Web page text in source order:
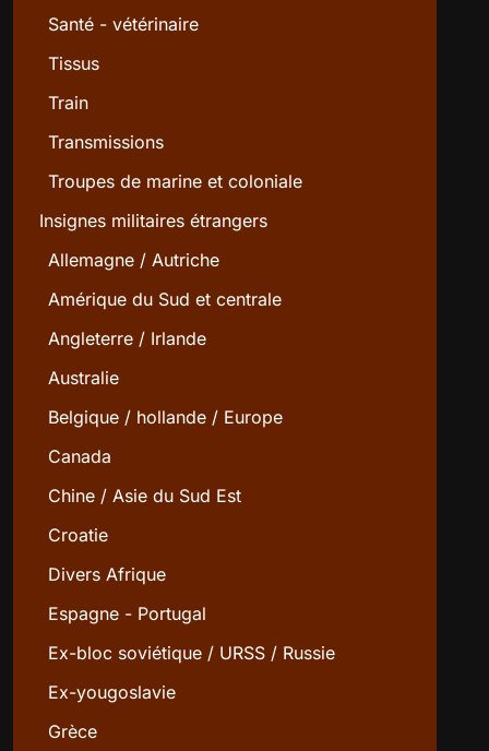
Santé - vétérinaire
Tissus
Train
Transmissions
Troupes de marine et coloniale
Insignes militaires étrangers
Allemagne / Autriche
Amérique du Sud et centrale
Angleterre / Irlande
Australie
Belgique / hollande / Europe
Canada
Chine / Asie du Sud Est
Croatie
Divers Afrique
Espagne - Portugal
Ex-bloc soviétique / URSS / Russie
Ex-yougoslavie
Grèce